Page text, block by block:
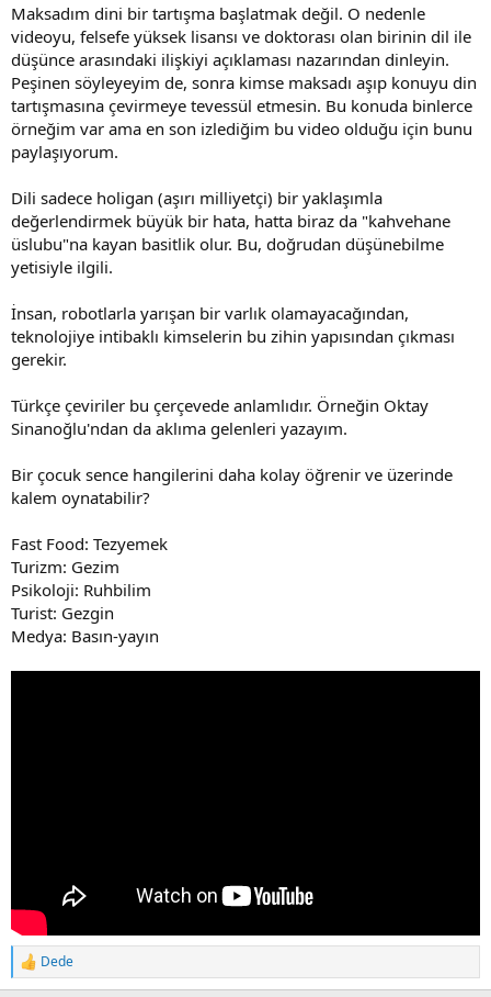
Maksadım dini bir tartışma başlatmak değil. O nedenle
videoyu, felsefe yüksek lisansı ve doktorası olan birinin dil ile
düşünce arasındaki ilişkiyi açıklaması nazarından dinleyin.
Peşinen söyleyeyim de, sonra kimse maksadı aşıp konuyu din
tartışmasına çevirmeye tevessül etmesin. Bu konuda binlerce
örneğim var ama en son izlediğim bu video olduğu için bunu
paylaşıyorum.
Dili sadece holigan (aşırı milliyetçi) bir yaklaşımla
değerlendirmek büyük bir hata, hatta biraz da "kahvehane
üslubu"na kayan basitlik olur. Bu, doğrudan düşünebilme
yetisiyle ilgili.
İnsan, robotlarla yarışan bir varlık olamayacağından,
teknolojiye intibaklı kimselerin bu zihin yapısından çıkması
gerekir.
Türkçe çeviriler bu çerçevede anlamlıdır. Örneğin Oktay
Sinanoğlu'ndan da aklıma gelenleri yazayım.
Bir çocuk sence hangilerini daha kolay öğrenir ve üzerinde
kalem oynatabilir?
Fast Food: Tezyemek
Turizm: Gezim
Psikoloji: Ruhbilim
Turist: Gezgin
Medya: Basın-yayın
R
e
Dede